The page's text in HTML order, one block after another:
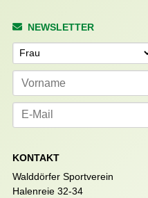
NEWSLETTER
Anrede
KONTAKT
Walddörfer Sportverein
Halenreie 32-34